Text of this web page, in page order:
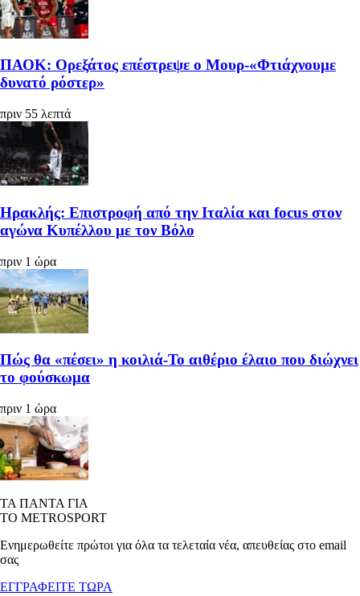
ΠΑΟΚ: Ορεξάτος επέστρεψε ο Μουρ-«Φτιάχνουμε
δυνατό ρόστερ»
πριν 55 λεπτά
Ηρακλής: Επιστροφή από την Ιταλία και focus στον
αγώνα Κυπέλλου με τον Βόλο
πριν 1 ώρα
Πώς θα «πέσει» η κοιλιά-Το αιθέριο έλαιο που διώχνει
το φούσκωμα
πριν 1 ώρα
ΤΑ ΠΑΝΤΑ ΓΙΑ
ΤΟ METROSPORT
Ενημερωθείτε πρώτοι για όλα τα τελεταία νέα, απευθείας στο email
σας
ΕΓΓΡΑΦΕΙΤΕ ΤΩΡΑ